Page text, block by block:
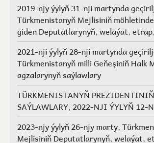
2019-njy ýylyň 31-nji martynda
Türkmenistanyň Mejlisiniň
giden Deputatlarynyň, welaýat,
Maslahatlarynyň we Geňeşleriň
saýlawlar
2021-nji ýylyň 28-nji martynda
Türkmenistanyň milli Geňeşiniň Halk
agzalarynyň saýlawlary
TÜRKMENISTANYŇ PREZIDENTINIŇ
SAÝLAWLARY, 2022-NJI ÝYLYŇ 12-
2023-njy ýylyň 26-njy marty,
Mejlisiniň Deputatlarynyň, welaýat,